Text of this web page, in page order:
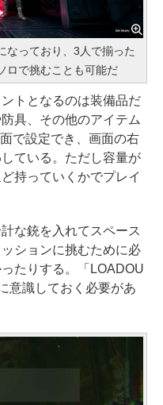
なっており、3人で揃った
ロで挑むことも可能だ
トとなるのは装備品だ
具、その他のアイテム
で設定でき、画面の右
ている。ただし容量が
持っていくかでプレイ
な銃を入れてスペース
ションに挑むために必
たりする。「LOADOU
意識しておく必要があ